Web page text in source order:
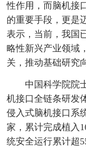
性作用，而脑机接
的重要手段，更是
表示，当前，我国
略性新兴产业领域
关，推动基础研究
中国科学院院
机接口全链条研发
侵入式脑机接口系
家，累计完成植入
统安全运行累计超